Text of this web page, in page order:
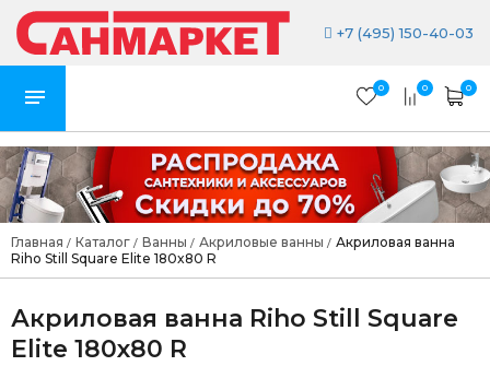
+7 (495) 150-40-03
0 0 0
Главная / Каталог / Ванны / Акриловые ванны / Акриловая ванна
Riho Still Square Elite 180x80 R
Акриловая ванна Riho Still Square
Elite 180x80 R